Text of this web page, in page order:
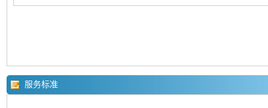
服务标准